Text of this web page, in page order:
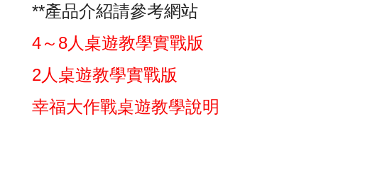
**產品介紹請參考網站
4～8人桌遊教學實戰版
2人桌遊教學實戰版
幸福大作戰桌遊教學說明